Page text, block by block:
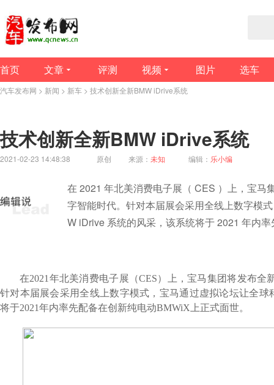
首页 文章 评测 视频 图片 选车
汽车发布网 > 新闻 > 新车 > 技术创新全新BMW iDrive系统
技术创新全新BMW iDrive系统
2021-02-23 14:48:38 原创 来源： 未知 编辑： 乐小编
在 2021 年北美消费电子展（ CES ）上，宝马
字智能时代。针对本届展会采用全线上数字模
W iDrive 系统的风采，该系统将于 2021 年内
在2021 年北美消费电子展（CES）上，宝马集团将发布全
针对本届展会采用全线上数字模式，宝马通过虚拟论坛让全球
将于2021年内率先配备在创新纯电动BMWiX 上正式面世。